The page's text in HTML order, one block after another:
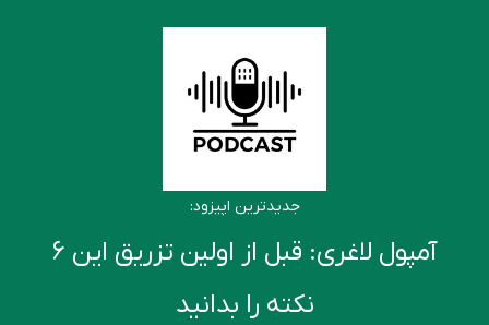
جدیدترین اپیزود:
آمپول لاغری: قبل از اولین تزریق این ۶
نکته را بدانید